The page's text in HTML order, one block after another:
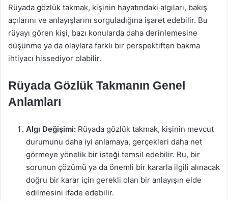
Rüyada gözlük takmak, kişinin hayatındaki algıları, bakış
açılarını ve anlayışlarını sorguladığına işaret edebilir. Bu
rüyayı gören kişi, bazı konularda daha derinlemesine
düşünme ya da olaylara farklı bir perspektiften bakma
ihtiyacı hissediyor olabilir.
Rüyada Gözlük Takmanın Genel
Anlamları
Algı Değişimi: Rüyada gözlük takmak, kişinin mevcut
durumunu daha iyi anlamaya, gerçekleri daha net
görmeye yönelik bir isteği temsil edebilir. Bu, bir
sorunun çözümü ya da önemli bir kararla ilgili alınacak
doğru bir karar için gerekli olan bir anlayışın elde
edilmesini ifade edebilir.